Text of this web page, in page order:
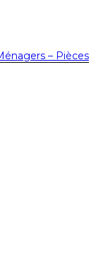
– Pièces